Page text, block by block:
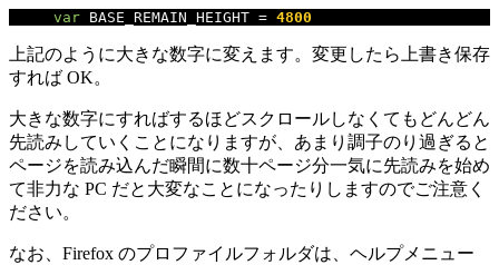
var BASE_REMAIN_HEIGHT = 4800
上記のように大きな数字に変えます。変更したら上書き保存
すれば OK。
大きな数字にすればするほどスクロールしなくてもどんどん
先読みしていくことになりますが、あまり調子のり過ぎると
ページを読み込んだ瞬間に数十ページ分一気に先読みを始め
て非力な PC だと大変なことになったりしますのでご注意く
ださい。
なお、Firefox のプロファイルフォルダは、ヘルプメニュー